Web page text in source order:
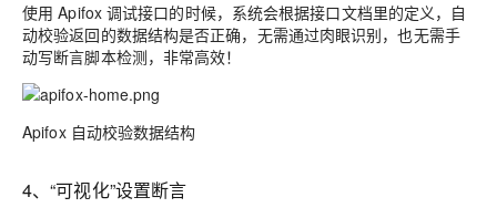
使用 Apifox 调试接口的时候，系统会根据接口文档里的定义，自
动校验返回的数据结构是否正确，无需通过肉眼识别，也无需手
动写断言脚本检测，非常高效！
Apifox 自动校验数据结构
4、“可视化”设置断言